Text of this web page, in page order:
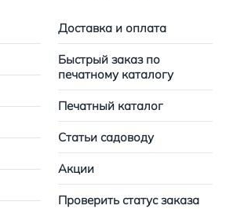
Доставка и оплата
Быстрый заказ по
печатному каталогу
Печатный каталог
Статьи садоводу
Акции
Проверить статус заказа